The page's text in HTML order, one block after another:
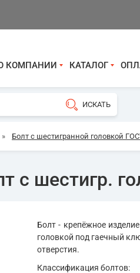
КОМПАНИИ КАТАЛОГ
» Болт с шестигранной головкой
с шестигр.
Болт - крепёжное
головкой под гаечный
отверстия.
Классификация болтов: